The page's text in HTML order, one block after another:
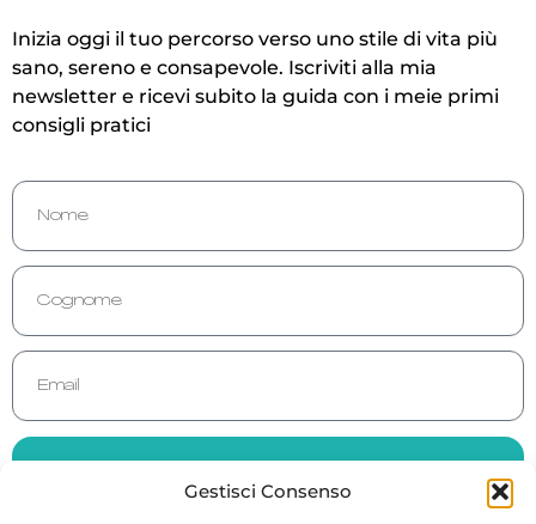
Gestisci Consenso
Inizia oggi il tuo percorso verso uno stile di vita più
sano, sereno e consapevole. Iscriviti alla mia
newsletter e ricevi subito la guida con i meie primi
consigli pratici